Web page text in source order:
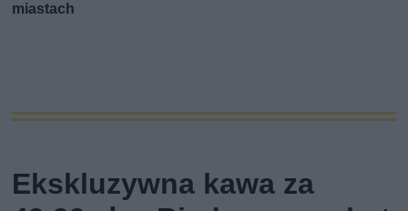
miastach
Ekskluzywna kawa za